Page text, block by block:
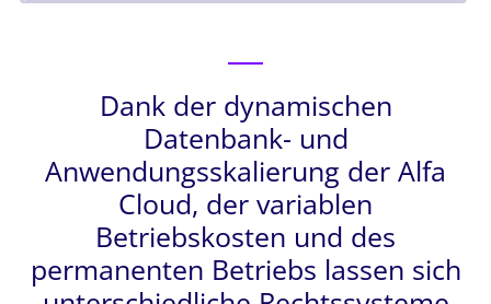
Dank der dynamischen
Datenbank- und
Anwendungsskalierung der Alfa
Cloud, der variablen
Betriebskosten und des
permanenten Betriebs lassen sich